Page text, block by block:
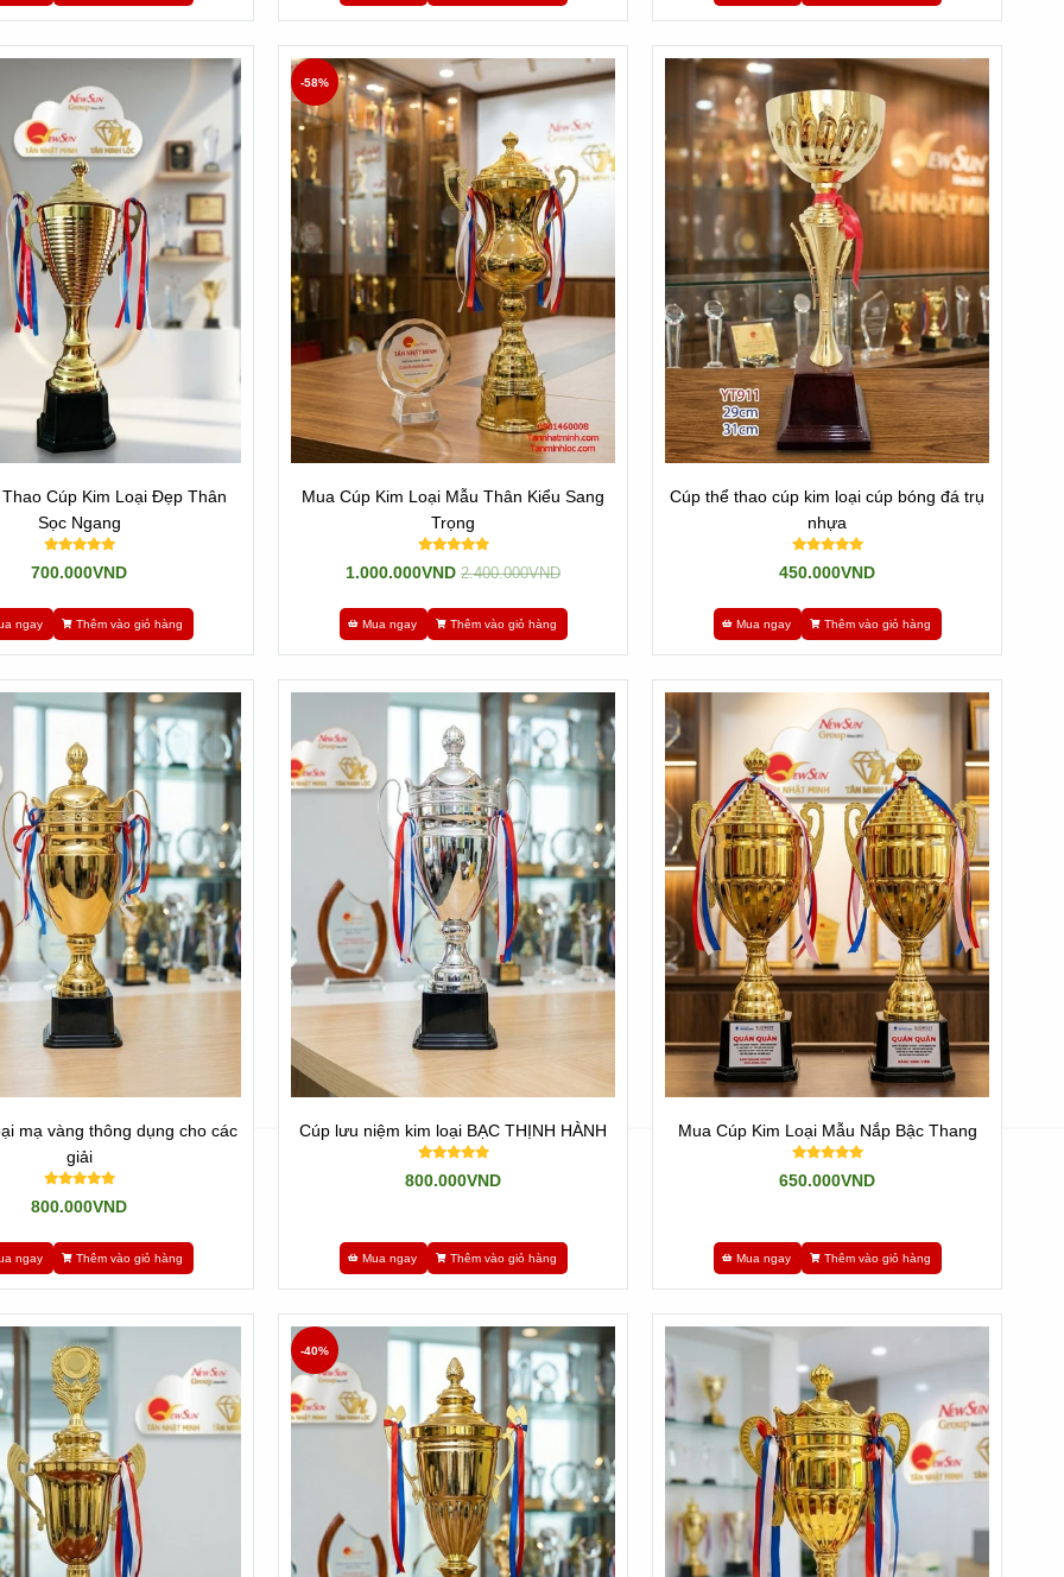
Cúp Kim Loại Đẹp Thân
Sọc Ngang
700.000VND
ngay Thêm vào giỏ hàng
Mua Cúp Kim Loại Mẫu Thân Kiểu Sang
Trọng
1.000.000VND 2.400.000VND
-58%
Mua ngay Thêm vào giỏ hàng
Cúp thể thao cúp kim loại cúp bóng đá trụ
nhựa
450.000VND
Mua ngay Thêm vào giỏ hàng
mạ vàng thông dụng cho các
giải
800.000VND
ngay Thêm vào giỏ hàng
Cúp lưu niệm kim loại BẠC THỊNH HÀNH
800.000VND
Mua ngay Thêm vào giỏ hàng
Mua Cúp Kim Loại Mẫu Nắp Bậc Thang
650.000VND
Mua ngay Thêm vào giỏ hàng
-40%